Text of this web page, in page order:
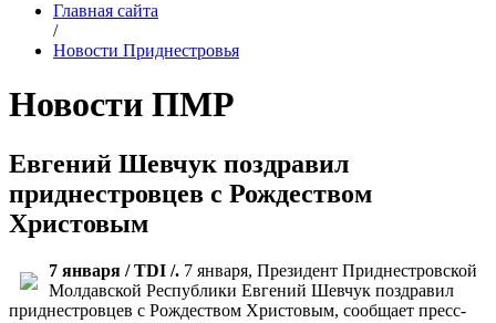
Главная сайта
/
Новости Приднестровья
Новости ПМР
Евгений Шевчук поздравил
приднестровцев с Рождеством
Христовым
7 января / TDI /. 7 января, Президент Приднестровской
Молдавской Республики Евгений Шевчук поздравил
приднестровцев с Рождеством Христовым, сообщает пресс-